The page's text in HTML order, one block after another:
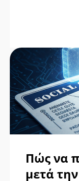
Πώς να
μετά